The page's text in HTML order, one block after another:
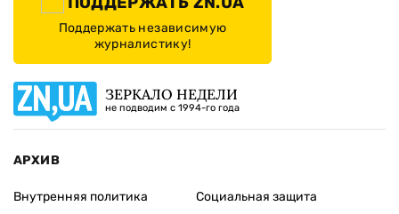
Поддержать независимую
журналистику!
ЗЕРКАЛО НЕДЕЛИ
не подводим с 1994-го года
АРХИВ
Внутренняя политика
Социальная защита